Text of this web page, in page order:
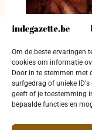
Om de beste ervaringen
cookies om informatie
Door in te stemmen met
surfgedrag of unieke
geeft of je toestemming
bepaalde functies en
Veerle
leiden cast
sage van het
1 december 2024